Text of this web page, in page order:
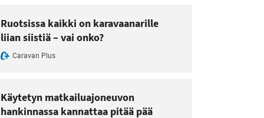
Ruotsissa kaikki on karavaanarille
liian siistiä – vai onko?
Caravan Plus
Käytetyn matkailuajoneuvon
hankinnassa kannattaa pitää pää